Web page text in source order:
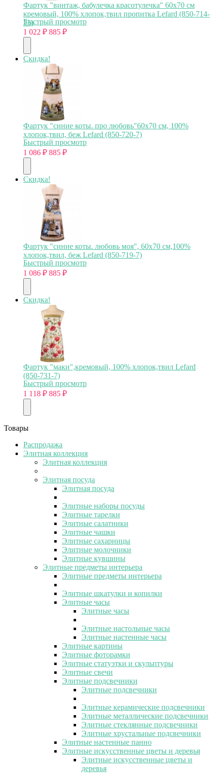
Фартук "винтаж, бабулечка красотулечка" 60х70 см
кремовый, 100% хлопок,твил пропитка Lefard (850-714-
73)
Быстрый просмотр
1 022 ₽ 885 ₽
Скидка!
Фартук "синие коты. про любовь"60х70 см, 100%
хлопок,твил, беж Lefard (850-720-7)
Быстрый просмотр
1 086 ₽ 885 ₽
Скидка!
Фартук "синие коты. любовь моя", 60х70 см,100%
хлопок,твил, беж Lefard (850-719-7)
Быстрый просмотр
1 086 ₽ 885 ₽
Скидка!
Фартук "маки",кремовый, 100% хлопок,твил Lefard
(850-731-7)
Быстрый просмотр
1 118 ₽ 885 ₽
Товары
Распродажа
Элитная коллекция
Элитная коллекция
Элитная посуда
Элитная посуда
Элитные наборы посуды
Элитные тарелки
Элитные салатники
Элитные чашки
Элитные сахарницы
Элитные молочники
Элитные кувшины
Элитные предметы интерьера
Элитные предметы интерьера
Элитные шкатулки и копилки
Элитные часы
Элитные часы
Элитные настольные часы
Элитные настенные часы
Элитные картины
Элитные фоторамки
Элитные статуэтки и скульптуры
Элитные свечи
Элитные подсвечники
Элитные подсвечники
Элитные керамические подсвечники
Элитные металлические подсвечники
Элитные стеклянные подсвечники
Элитные хрустальные подсвечники
Элитные настенные панно
Элитные искусственные цветы и деревья
Элитные искусственные цветы и
деревья